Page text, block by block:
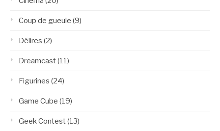
Coup de gueule (9)
Délires (2)
Dreamcast(11)
Figurines (24)
Game Cube (19)
Geek Contest(13)